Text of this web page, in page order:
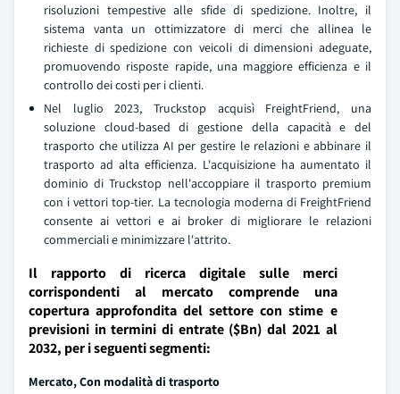
risoluzioni tempestive alle sfide di spedizione. Inoltre, il
sistema vanta un ottimizzatore di merci che allinea le
richieste di spedizione con veicoli di dimensioni adeguate,
promuovendo risposte rapide, una maggiore efficienza e il
controllo dei costi per i clienti.
Nel luglio 2023, Truckstop acquisì FreightFriend, una
soluzione cloud-based di gestione della capacità e del
trasporto che utilizza AI per gestire le relazioni e abbinare il
trasporto ad alta efficienza. L'acquisizione ha aumentato il
dominio di Truckstop nell'accoppiare il trasporto premium
con i vettori top-tier. La tecnologia moderna di FreightFriend
consente ai vettori e ai broker di migliorare le relazioni
commerciali e minimizzare l'attrito.
Il rapporto di ricerca digitale sulle merci
corrispondenti al mercato comprende una
copertura approfondita del settore con stime e
previsioni in termini di entrate ($Bn) dal 2021 al
2032, per i seguenti segmenti:
Mercato, Con modalità di trasporto